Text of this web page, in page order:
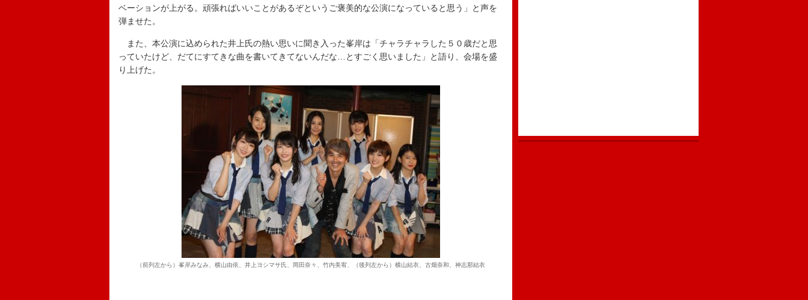
ベーションが上がる。頑張ればいいことがあるぞというご褒美的な公演になっていると思う」と声を
弾ませた。
また、本公演に込められた井上氏の熱い思いに聞き入った峯岸は「チャラチャラした５０歳だと思
っていたけど、だてにすてきな曲を書いてきてないんだな…とすごく思いました」と語り、会場を盛
り上げた。
（前列左から）峯岸みなみ、横山由依、井上ヨシマサ氏、岡田奈々、竹内美宥、（後列左から）横山結衣、古畑奈和、神志那結衣